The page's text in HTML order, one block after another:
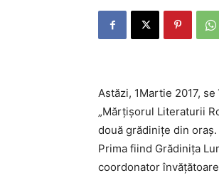
Astăzi, 1Martie 2017,
„Mărțișorul Literaturii
două grădinițe din oraș.
Prima fiind Grădinița
coordonator